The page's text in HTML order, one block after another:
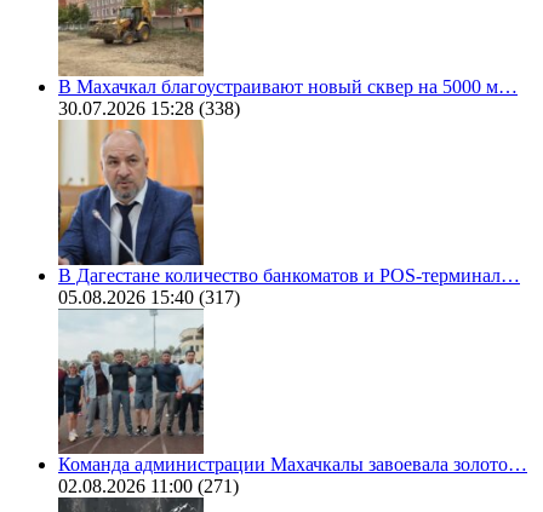
В Махачкал благоустраивают новый сквер на 5000 м…
30.07.2026 15:28 (338)
В Дагестане количество банкоматов и POS-терминал…
05.08.2026 15:40 (317)
Команда администрации Махачкалы завоевала золото…
02.08.2026 11:00 (271)